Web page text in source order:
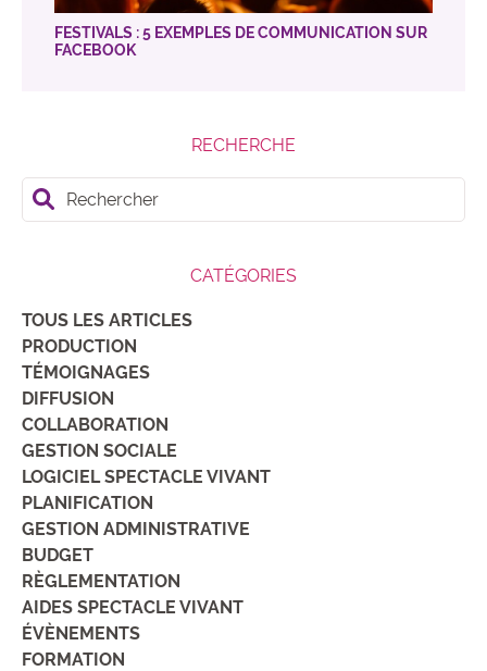
RECHERCHE
Rechercher
CATÉGORIES
TOUS LES ARTICLES
PRODUCTION
TÉMOIGNAGES
DIFFUSION
COLLABORATION
GESTION SOCIALE
LOGICIEL SPECTACLE VIVANT
PLANIFICATION
GESTION ADMINISTRATIVE
BUDGET
RÈGLEMENTATION
AIDES SPECTACLE VIVANT
ÉVÈNEMENTS
FORMATION
FESTIVALS : 5 EXEMPLES DE COMMUNICATION SUR
FACEBOOK